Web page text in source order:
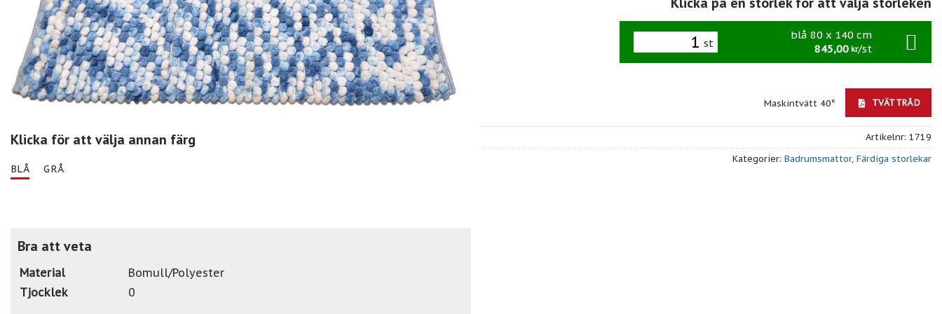
Klicka för att välja annan färg
BLÅ GRÅ
st
blå 80 x 140 cm
845,00 kr/st
Maskintvätt 40° TVÄTTRÅD
Artikelnr: 1719
Kategorier: Badrumsmattor, Färdiga storlekar
Bra att veta
Material
Bomull/Polyester
Tjocklek
0